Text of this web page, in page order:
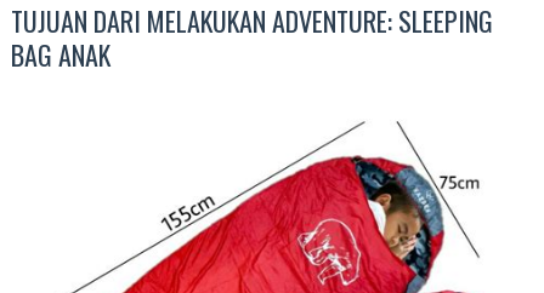
TUJUAN DARI MELAKUKAN ADVENTURE: SLEEPING
BAG ANAK